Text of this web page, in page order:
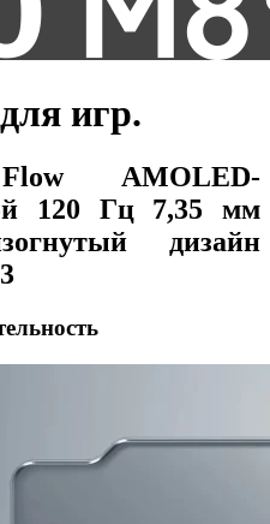
игр.
AMOLED-
120 Гц 7,35 мм
дизайн